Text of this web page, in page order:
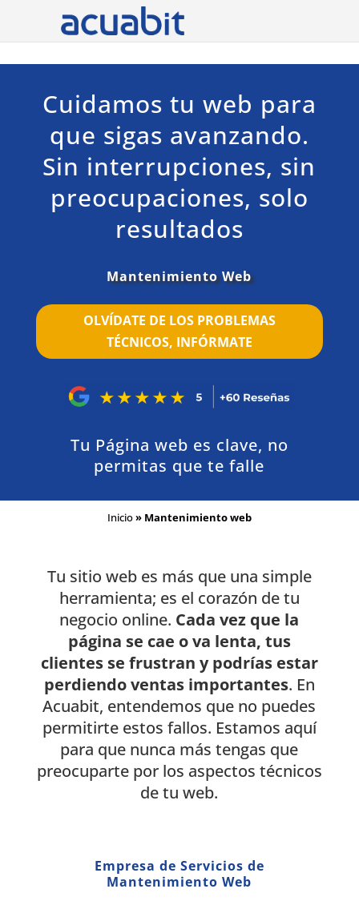
Cuidamos tu web para
que sigas avanzando.
Sin interrupciones, sin
preocupaciones, solo
resultados
Mantenimiento Web
OLVÍDATE DE LOS PROBLEMAS
TÉCNICOS, INFÓRMATE
Tu Página web es clave, no
permitas que te falle
Inicio» Mantenimiento web
Tu sitio web es más que una simple
herramienta; es el corazón de tu
negocio online. Cada vez que la
página se cae o va lenta, tus
clientes se frustran y podrías estar
perdiendo ventas importantes. En
Acuabit, entendemos que no puedes
permitirte estos fallos. Estamos aquí
para que nunca más tengas que
preocuparte por los aspectos técnicos
de tu web.
Empresa de Servicios de
Mantenimiento Web